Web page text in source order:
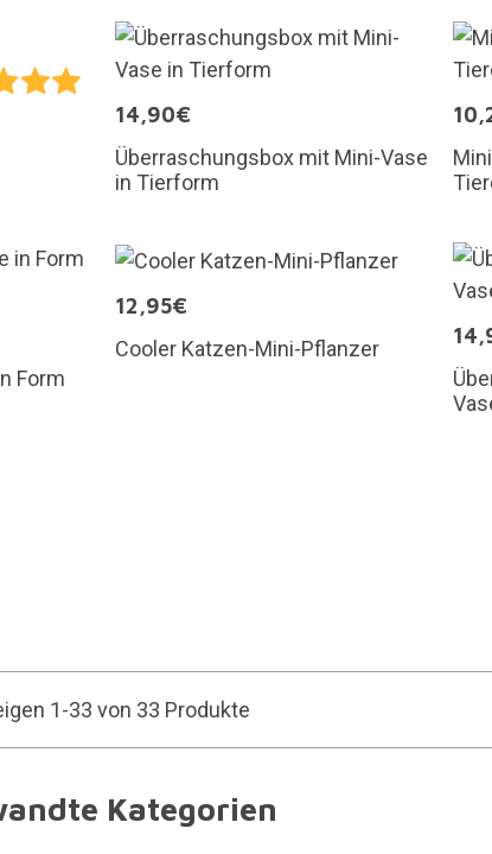
14,90€
Überraschungsbox mit Mini-Vase
in Tierform
Form
12,95€
Cooler Katzen-Mini-Pflanzer
1-33 von 33 Produkte
Kategorien